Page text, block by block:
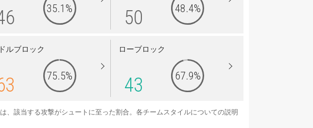
35.1% 50 48.4%
ルブロック
75.5%
ローブロック
43 67.9%
該当する攻撃がシュートに至った割合。各チームスタイルについての説明